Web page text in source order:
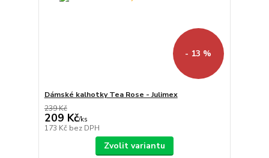
- 13 %
Dámské kalhotky Tea Rose - Julimex
239 Kč
209 Kč/ks
173 Kč bez DPH
Zvolit variantu